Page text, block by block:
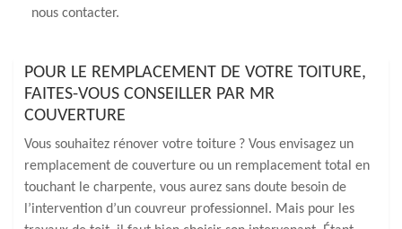
nous contacter.
POUR LE REMPLACEMENT DE VOTRE TOITURE,
FAITES-VOUS CONSEILLER PAR MR
COUVERTURE
Vous souhaitez rénover votre toiture ? Vous envisagez un
remplacement de couverture ou un remplacement total en
touchant le charpente, vous aurez sans doute besoin de
l’intervention d’un couvreur professionnel. Mais pour les